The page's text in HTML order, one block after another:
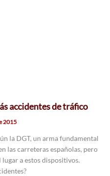
accidentes de tráfico
2015
la DGT, un arma fundamental
las carreteras españolas, pero
a estos dispositivos.